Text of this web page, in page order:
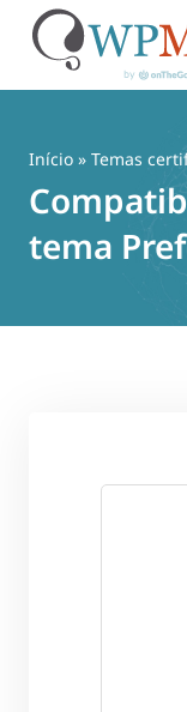
Início » Temas
tema